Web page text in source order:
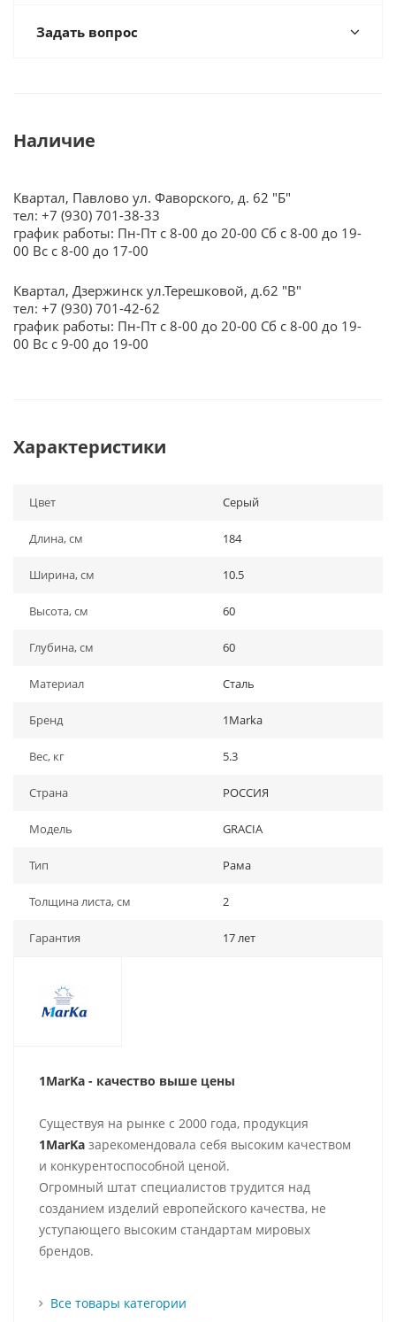
Задать вопрос
Наличие
Квартал, Павлово ул. Фаворского, д. 62 "Б"
тел: +7 (930) 701-38-33
график работы: Пн-Пт с 8-00 до 20-00 Сб с 8-00 до 19-
00 Вс с 8-00 до 17-00
Квартал, Дзержинск ул.Терешковой, д.62 "В"
тел: +7 (930) 701-42-62
график работы: Пн-Пт с 8-00 до 20-00 Сб с 8-00 до 19-
00 Вс с 9-00 до 19-00
Характеристики
Цвет Серый
Длина, см 184
Ширина, см 10.5
Высота, см 60
Глубина, см 60
Материал Сталь
Бренд 1Marka
Вес, кг 5.3
Страна РОССИЯ
Модель GRACIA
Тип Рама
Толщина листа, см 2
Гарантия 17 лет
1MarKa - качество выше цены
Существуя на рынке с 2000 года, продукция
1MarKa зарекомендовала себя высоким качеством
и конкурентоспособной ценой.
Огромный штат специалистов трудится над
созданием изделий европейского качества, не
уступающего высоким стандартам мировых
брендов.
Все товары категории